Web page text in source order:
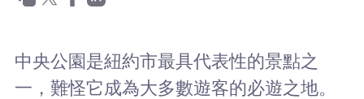
為什麼選擇Nomad eSIM
使用 eSIM
中央公園是紐約市最具代表性的景點之
一，難怪它成為大多數遊客的必遊之地。